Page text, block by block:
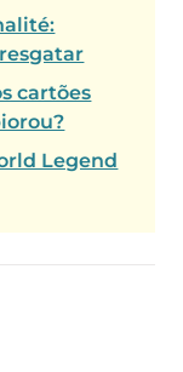
cartões
Legend